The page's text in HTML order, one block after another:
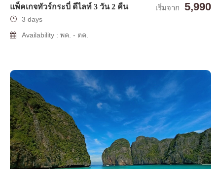
แพ็คเกจทัวร์กระบี่ ดีไลท์ 3 วัน 2 คืน เริ่มจาก 5,990
3 days
Availability : พค. - ตค.